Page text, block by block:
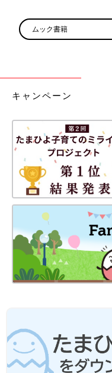
ムック書籍
キャンペーン